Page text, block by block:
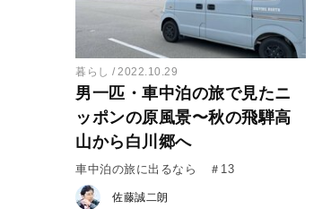
暮らし 2022.10.29
男一匹・車中泊の旅で見たニ
ッポンの原風景〜秋の飛騨高
山から白川郷へ
車中泊の旅に出るなら ＃13
佐藤誠二朗